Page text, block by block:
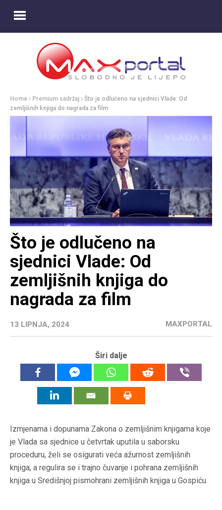
Home Premium sadržaj
Što je odlučeno na sjednici Vlade: Od
zemljišnih knjiga do nagrada za film
Što je odlučeno na
sjednici Vlade: Od
zemljišnih knjiga do
nagrada za film
13 LIPNJA, 2024 MAXPORTAL
Širi dalje
Izmjenama i dopunama Zakona o zemljišnim knjigama koje
je Vlada sa sjednice u četvrtak uputila u saborsku
proceduru, želi se osigurati veća ažurnost zemljišnih
knjiga, a regulira se i trajno čuvanje i pohrana zemljišnih
knjiga u Središnjoj pismohrani zemljišnih knjiga u Gospiću.